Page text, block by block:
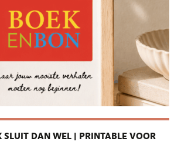
SLUIT DAN WEL | PRINTABLE VOOR